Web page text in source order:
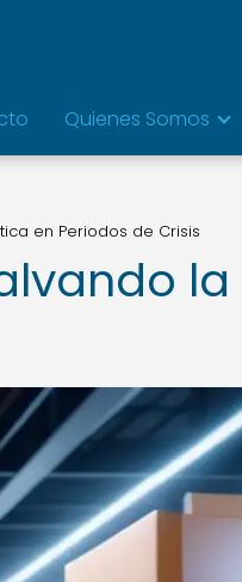
Quienes Somos
en Periodos de Crisis
la